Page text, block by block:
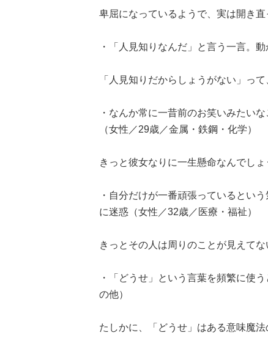
卑屈になっているようで、実は開き直
・「人見知りなんだ」と言う一言。
「人見知りだからしょうがない」っ
・なんか常に一昔前のお笑いみたい
（女性／29歳／金属・鉄鋼・化学）
きっと彼女なりに一生懸命なんでし
・自分だけが一番頑張っているとい
に迷惑（女性／32歳／医療・福祉）
きっとその人は周りのことが見えてな
・「どうせ」という言葉を頻繁に使
の他）
たしかに、「どうせ」はある意味魔